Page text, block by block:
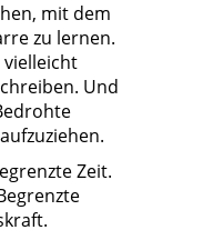
mit dem
zu lernen.
vielleicht
Und
Zeit.